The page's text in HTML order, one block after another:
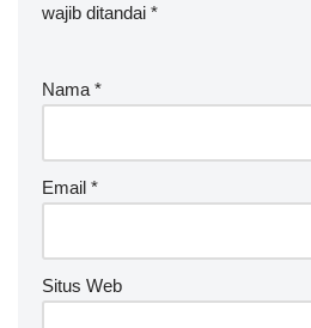
wajib ditandai *
Nama *
Email *
Situs Web